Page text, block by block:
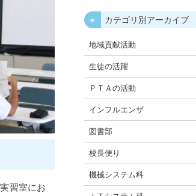
習室にお
カテゴリ別アーカイブ
地域貢献活動
生徒の活躍
ＰＴＡの活動
インフルエンザ
図書部
校長便り
機械システム科